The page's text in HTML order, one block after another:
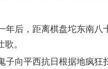
后，距离棋盘坨东南八
。
向平西抗日根据地疯狂